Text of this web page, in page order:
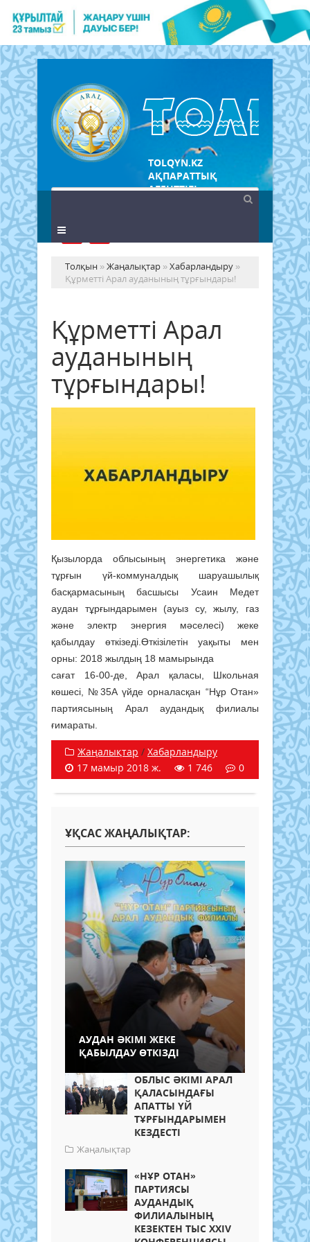
TOLQYN.KZ
АҚПАРАТТЫҚ
АГЕНТТІГІ
Толқын »Жаңалықтар »Хабарландыру »
Құрметті Арал ауданының тұрғындары!
Құрметті Арал
ауданының
тұрғындары!
Қызылорда облысының энергетика және
тұрғын үй-коммуналдық шаруашылық
басқармасының басшысы Усаин Медет
аудан тұрғындарымен (ауыз су, жылу, газ
және электр энергия мәселесі) жеке
қабылдау өткізеді.Өткізілетін уақыты мен
орны: 2018 жылдың 18 мамырында
сағат 16-00-де, Арал қаласы, Школьная
көшесі, №35А үйде орналасқан “Нұр Отан»
партиясының Арал аудандық филиалы
ғимараты.
Жаңалықтар / Хабарландыру
17 мамыр 2018 ж.
1 746 0
ҰҚСАС ЖАҢАЛЫҚТАР:
АУДАН ӘКІМІ ЖЕКЕ
ҚАБЫЛДАУ ӨТКІЗДІ
ОБЛЫС ӘКІМІ АРАЛ
ҚАЛАСЫНДАҒЫ
АПАТТЫ ҮЙ
ТҰРҒЫНДАРЫМЕН
КЕЗДЕСТІ
Жаңалықтар
«НҰР ОТАН»
ПАРТИЯСЫ
АУДАНДЫҚ
ФИЛИАЛЫНЫҢ
КЕЗЕКТЕН ТЫС XXIV